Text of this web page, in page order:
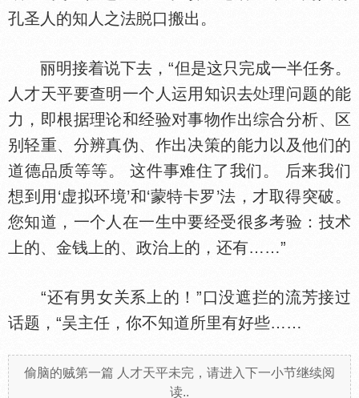
孔圣人的知人之法
口搬出。
丽明接着说下去，“但是这只完成一半任务。
人才天平要查明一个人运用知识去
理问题的能
力，即根据理论和经验对事物作出综合分析、区
别轻重、分辨真伪、作出决策的能力以及他们的
道德品质等等。 这件事难住了我们。 后来我们
想到用‘虚拟环境’和‘蒙特卡罗’法，才取得突破。
您知道，一个人在一生中要经受很多考验：技术
上的、金钱上的、政治上的，还有……”
“还有男女关系上的！”口没遮拦的流芳接过
话题，“吴主任，你不知道所里有好些……
偷脑的贼第一篇 人才天平未完，请进入下一小节继续阅
读..